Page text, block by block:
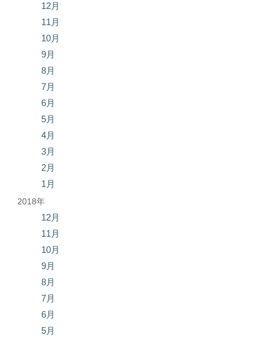
12月
11月
10月
9月
8月
7月
6月
5月
4月
3月
2月
1月
2018年
12月
11月
10月
9月
8月
7月
6月
5月